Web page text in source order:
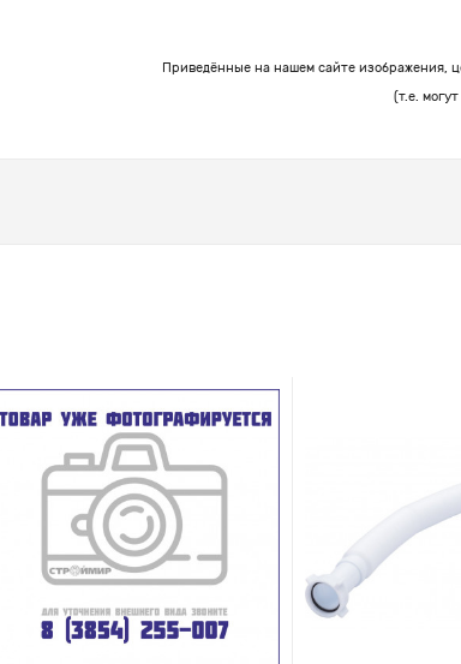
Приведённые на нашем сайте изображения,
(т.е.